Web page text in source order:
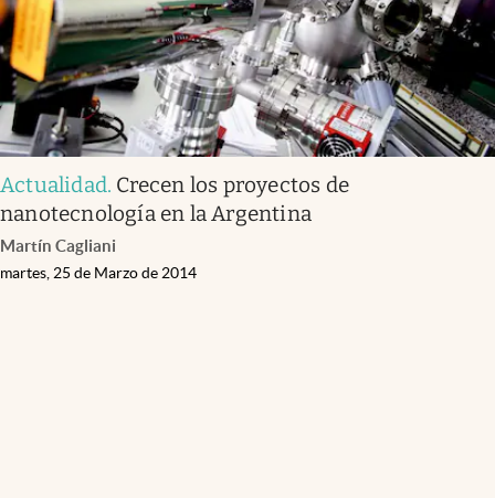
Actualidad. Crecen los proyectos de
nanotecnología en la Argentina
Martín Cagliani
martes, 25 de Marzo de 2014